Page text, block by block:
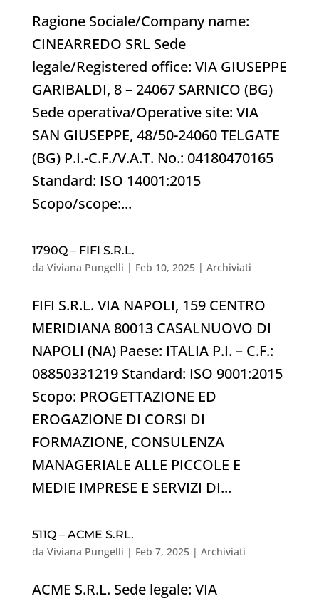
Ragione Sociale/Company name:
CINEARREDO SRL Sede
legale/Registered office: VIA GIUSEPPE
GARIBALDI, 8 – 24067 SARNICO (BG)
Sede operativa/Operative site: VIA
SAN GIUSEPPE, 48/50-24060 TELGATE
(BG) P.I.-C.F./V.A.T. No.: 04180470165
Standard: ISO 14001:2015
Scopo/scope:...
1790Q – FIFI S.R.L.
da Viviana Pungelli | Feb 10, 2025| Archiviati
FIFI S.R.L. VIA NAPOLI, 159 CENTRO
MERIDIANA 80013 CASALNUOVO DI
NAPOLI (NA) Paese: ITALIA P.I. – C.F.:
08850331219 Standard: ISO 9001:2015
Scopo: PROGETTAZIONE ED
EROGAZIONE DI CORSI DI
FORMAZIONE, CONSULENZA
MANAGERIALE ALLE PICCOLE E
MEDIE IMPRESE E SERVIZI DI...
511Q – ACME S.RL.
da Viviana Pungelli | Feb 7, 2025| Archiviati
ACME S.R.L. Sede legale: VIA